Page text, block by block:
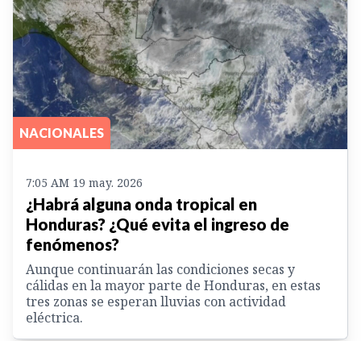
NACIONALES
7:05 AM 19 may. 2026
¿Habrá alguna onda tropical en
Honduras? ¿Qué evita el ingreso de
fenómenos?
Aunque continuarán las condiciones secas y
cálidas en la mayor parte de Honduras, en estas
tres zonas se esperan lluvias con actividad
eléctrica.